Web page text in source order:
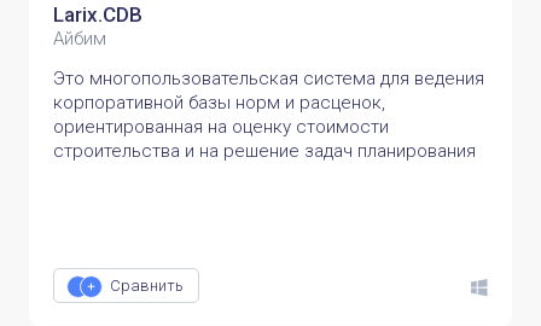
Larix.CDB
Айбим
Это многопользовательская система для ведения
корпоративной базы норм и расценок,
ориентированная на оценку стоимости
строительства и на решение задач планирования
Сравнить